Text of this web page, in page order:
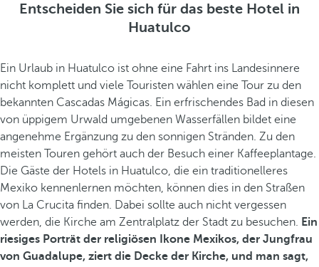
Entscheiden Sie sich für das beste Hotel in
Huatulco
Ein Urlaub in Huatulco ist ohne eine Fahrt ins Landesinnere
nicht komplett und viele Touristen wählen eine Tour zu den
bekannten Cascadas Mágicas. Ein erfrischendes Bad in diesen
von üppigem Urwald umgebenen Wasserfällen bildet eine
angenehme Ergänzung zu den sonnigen Stränden. Zu den
meisten Touren gehört auch der Besuch einer Kaffeeplantage.
Die Gäste der Hotels in Huatulco, die ein traditionelleres
Mexiko kennenlernen möchten, können dies in den Straßen
von La Crucita finden. Dabei sollte auch nicht vergessen
werden, die Kirche am Zentralplatz der Stadt zu besuchen. Ein
riesiges Porträt der religiösen Ikone Mexikos, der Jungfrau
von Guadalupe, ziert die Decke der Kirche, und man sagt,